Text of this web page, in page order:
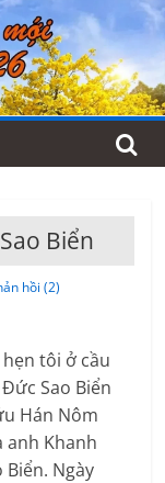
Biển
hồi (2)
tôi ở cầu
Sao Biển
Hán Nôm
anh Khanh
Ngày